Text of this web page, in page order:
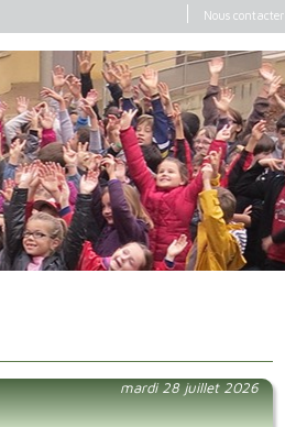
Nous contacter
mardi 28 juillet 2026